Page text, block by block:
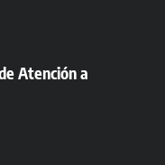
Atención a